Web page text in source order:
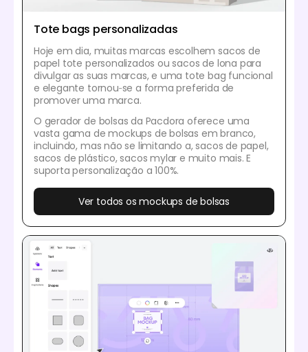
Tote bags personalizadas
Hoje em dia, muitas marcas escolhem sacos de
papel tote personalizados ou sacos de lona para
divulgar as suas marcas, e uma tote bag funcional
e elegante tornou‑se a forma preferida de
promover uma marca.
O gerador de bolsas da Pacdora oferece uma
vasta gama de mockups de bolsas em branco,
incluindo, mas não se limitando a, sacos de papel,
sacos de plástico, sacos mylar e muito mais. E
suporta personalização a 100%.
Ver todos os mockups de bolsas